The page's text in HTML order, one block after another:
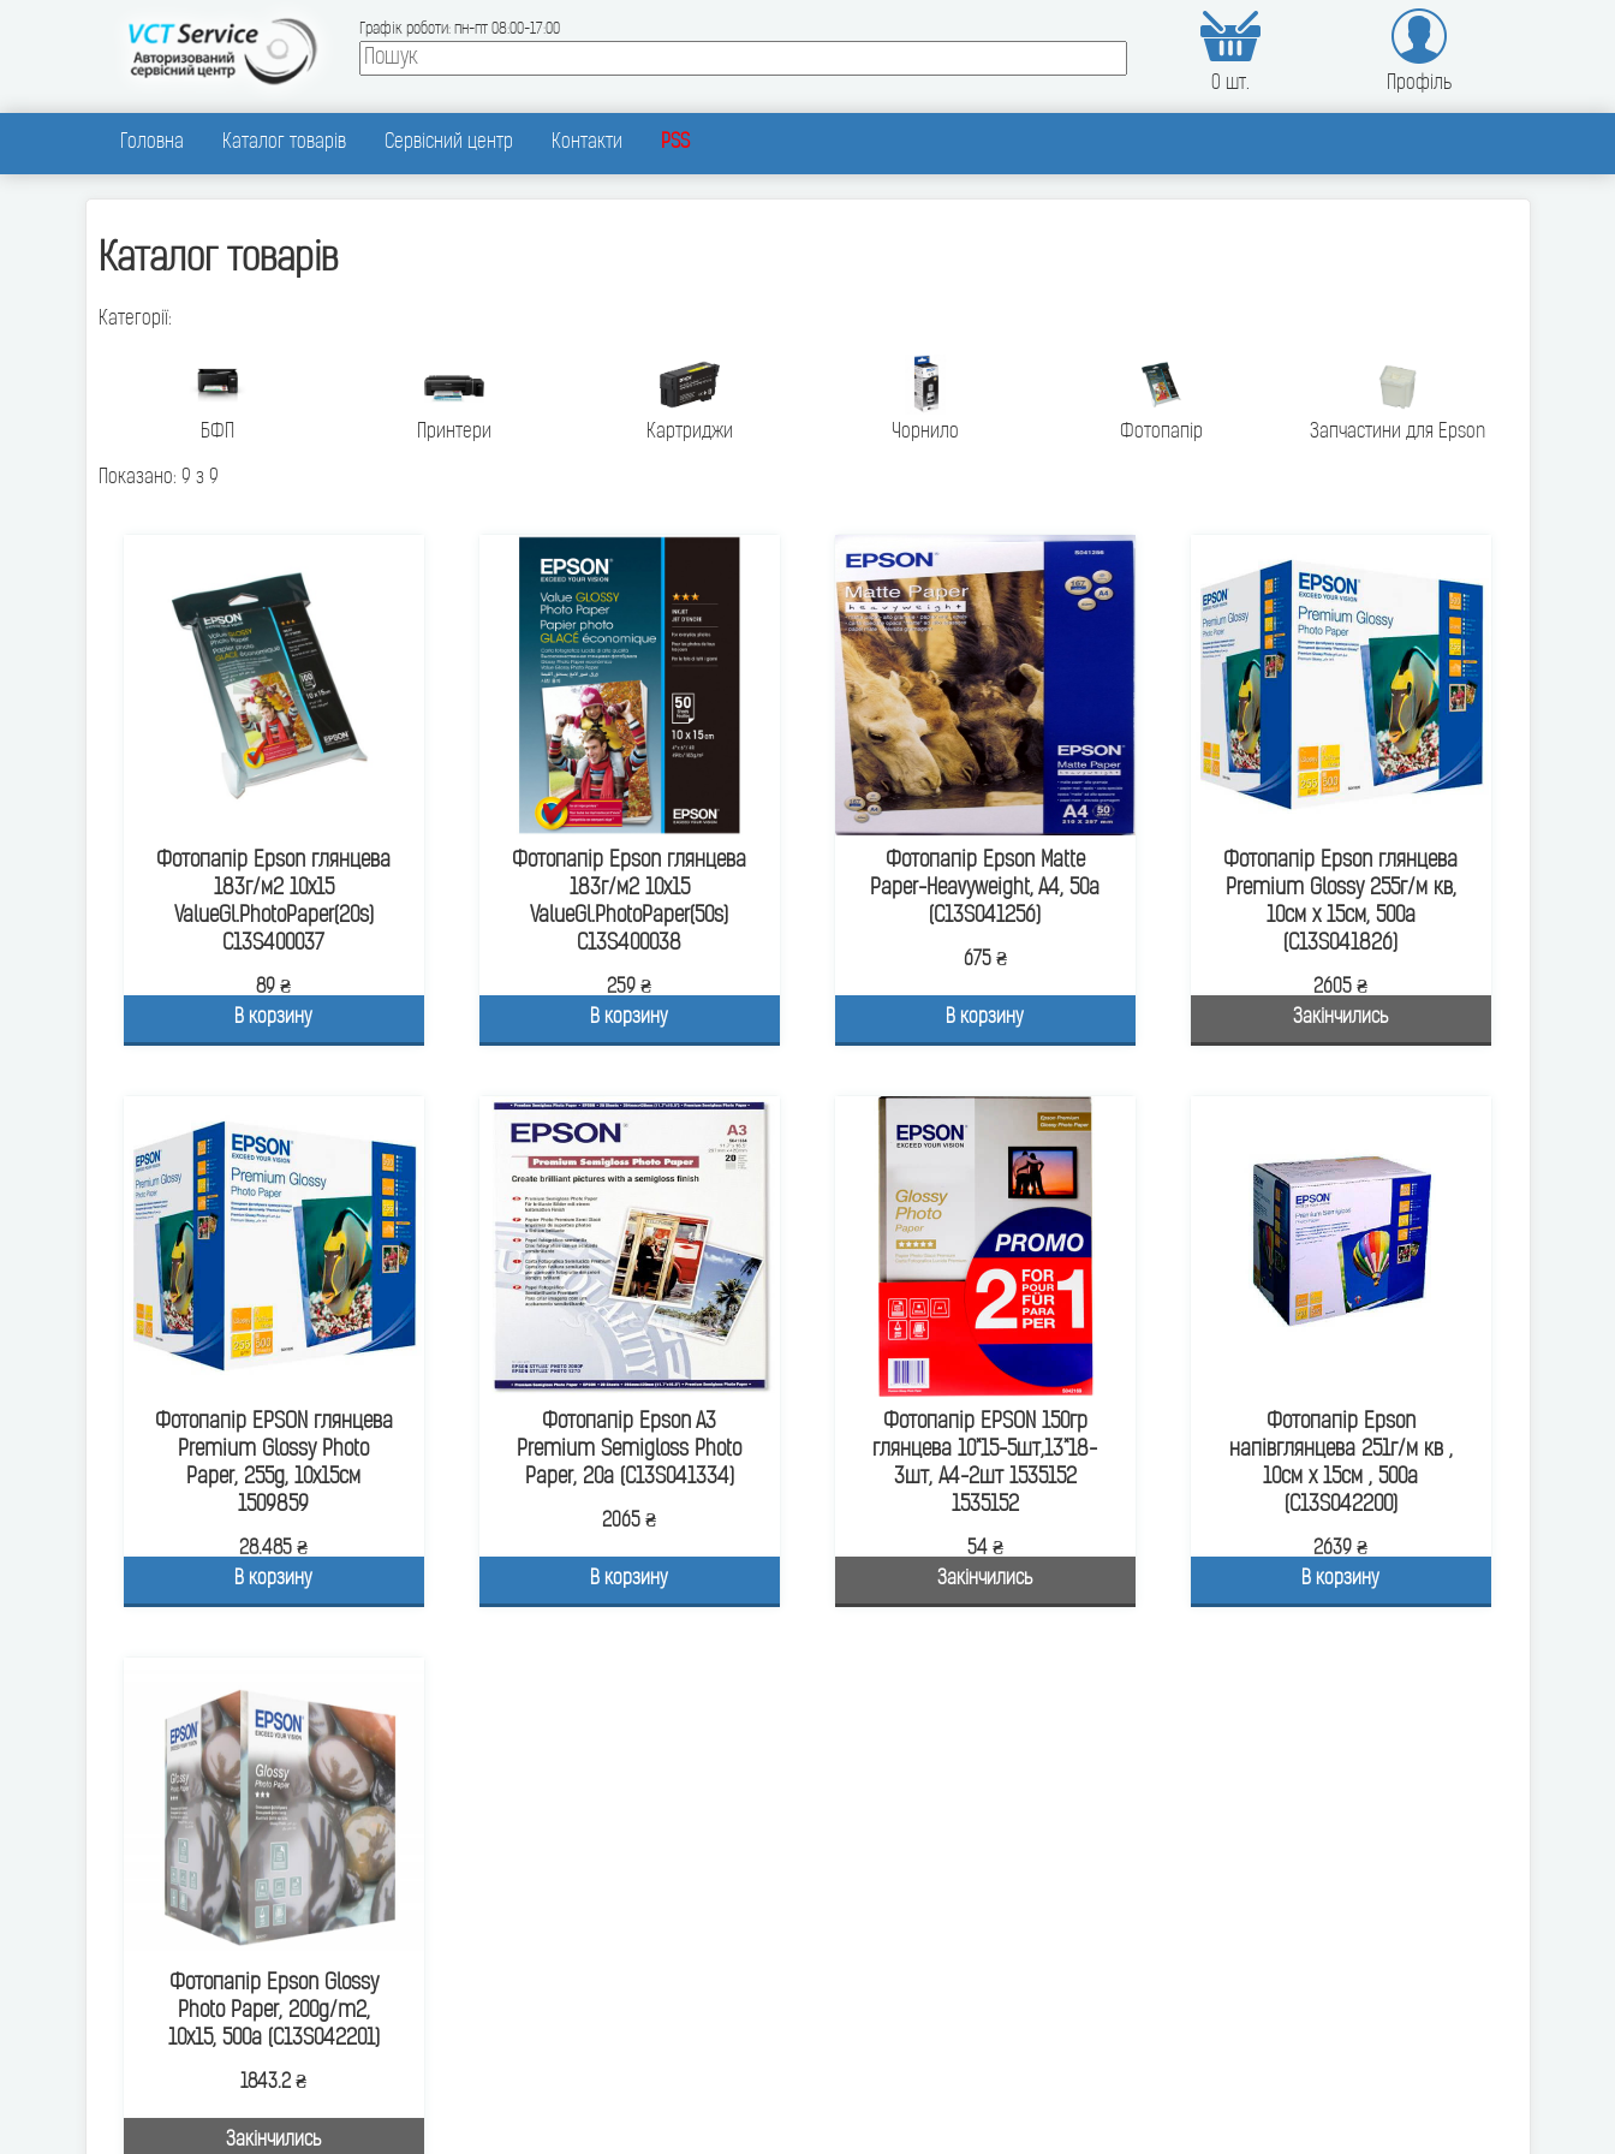
Графік роботи: пн-пт 08:00-17:00
0 шт. Профіль
Головна Каталог товарів Сервісний центр Контакти PSS
Каталог товарів
Категорії:
БФП Принтери Картриджи Чорнило Фотопапір Запчастини для Epson
Показано: 9 з 9
Фотопапір Epson глянцева
183г/м2 10х15
ValueGl.PhotoPaper(20s)
C13S400037
89 ₴
В корзину
Фотопапір Epson глянцева
183г/м2 10х15
ValueGl.PhotoPaper(50s)
C13S400038
259 ₴
В корзину
Фотопапір Epson Matte
Paper-Heavyweight, A4, 50а
(C13S041256)
675 ₴
В корзину
Фотопапір Epson глянцева
Premium Glossy 255г/м кв,
10см x 15см, 500а
(C13S041826)
2605 ₴
Закінчились
Фотопапір EPSON глянцева
Premium Glossy Photo
Paper, 255g, 10х15см
1509859
28.485 ₴
В корзину
Фотопапір Epson A3
Premium Semigloss Photo
Paper, 20а (C13S041334)
2065 ₴
В корзину
Фотопапір EPSON 150гр
глянцева 10*15-5шт,13*18-
3шт, A4-2шт 1535152
1535152
54 ₴
Закінчились
Фотопапір Epson
напівглянцева 251г/м кв ,
10см x 15см , 500а
(C13S042200)
2639 ₴
В корзину
Фотопапір Epson Glossy
Photo Paper, 200g/m2,
10х15, 500а (C13S042201)
1843.2 ₴
Закінчились